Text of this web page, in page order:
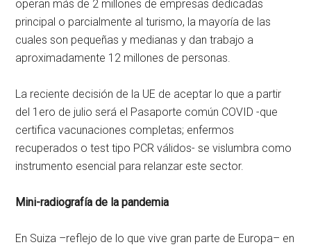
operan más de 2 millones de empresas dedicadas
principal o parcialmente al turismo, la mayoría de las
cuales son pequeñas y medianas y dan trabajo a
aproximadamente 12 millones de personas.
La reciente decisión de la UE de aceptar lo que a partir
del 1ero de julio será el Pasaporte común COVID -que
certifica vacunaciones completas; enfermos
recuperados o test tipo PCR válidos- se vislumbra como
instrumento esencial para relanzar este sector.
Mini-radiografía de la pandemia
En Suiza –reflejo de lo que vive gran parte de Europa– en